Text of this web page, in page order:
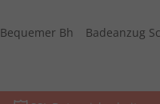
Bequemer Bh Badeanzug